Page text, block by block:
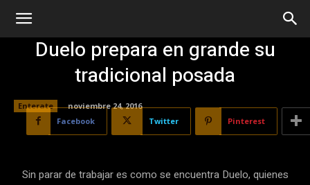
Duelo prepara en grande su
tradicional posada
Enterate
noviembre 24, 2016
Facebook
Twitter Pinterest
Sin parar de trabajar es como se encuentra Duelo, quienes